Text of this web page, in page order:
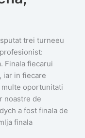
trei turneeu
Finala fiecarui
iar in fiecare
oportunitati
noastre de
a fost finala de
finala